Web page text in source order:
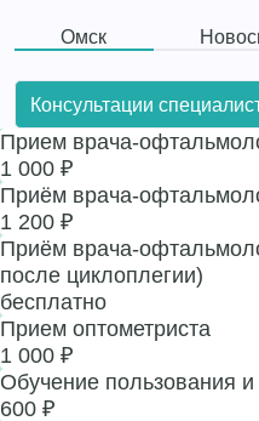
Омск
Консультации
Прием врача-
1 000 ₽
Приём врача-
1 200 ₽
Приём врача-
после циклоплегии)
бесплатно
Прием оптометриста
1 000 ₽
Обучение пользования
600 ₽